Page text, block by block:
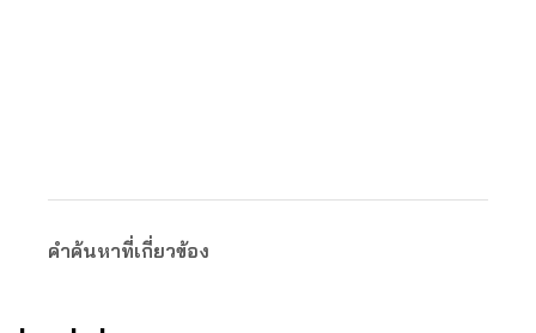
คำค้นหาที่เกี่ยวข้อง